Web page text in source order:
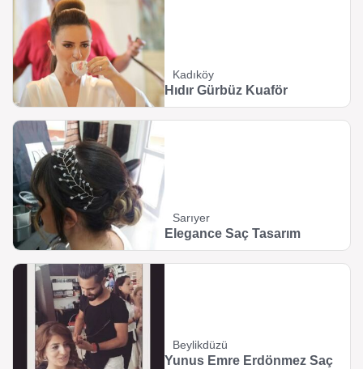
Kadıköy
Hıdır Gürbüz Kuaför
Sarıyer
Elegance Saç Tasarım
Beylikdüzü
Yunus Emre Erdönmez Saç